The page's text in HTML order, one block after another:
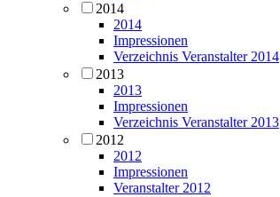
2014
2014
Impressionen
Verzeichnis Veranstalter 2014
2013
2013
Impressionen
Verzeichnis Veranstalter 2013
2012
2012
Impressionen
Veranstalter 2012